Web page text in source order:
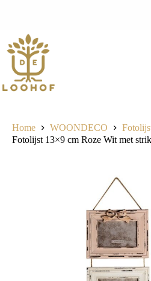
inhoud
Home WOONDECO
Fotolijst 13×9 cm Roze Wit met